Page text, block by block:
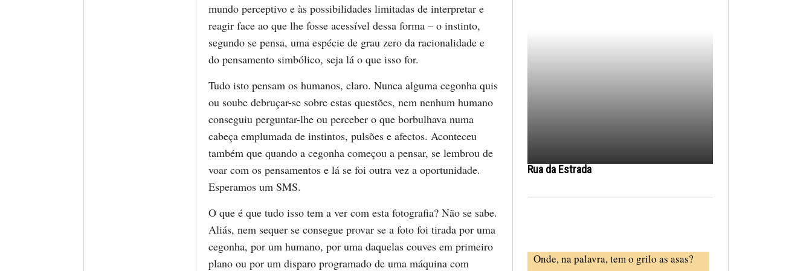
mundo perceptivo e às possibilidades limitadas de interpretar e
reagir face ao que lhe fosse acessível dessa forma – o instinto,
segundo se pensa, uma espécie de grau zero da racionalidade e
do pensamento simbólico, seja lá o que isso for.
Tudo isto pensam os humanos, claro. Nunca alguma cegonha quis
ou soube debruçar-se sobre estas questões, nem nenhum humano
conseguiu perguntar-lhe ou perceber o que borbulhava numa
cabeça emplumada de instintos, pulsões e afectos. Aconteceu
também que quando a cegonha começou a pensar, se lembrou de
voar com os pensamentos e lá se foi outra vez a oportunidade.
Esperamos um SMS.
O que é que tudo isso tem a ver com esta fotografia? Não se sabe.
Aliás, nem sequer se consegue provar se a foto foi tirada por uma
cegonha, por um humano, por uma daquelas couves em primeiro
plano ou por um disparo programado de uma máquina com
Rua da Estrada
Onde, na palavra, tem o grilo as asas?